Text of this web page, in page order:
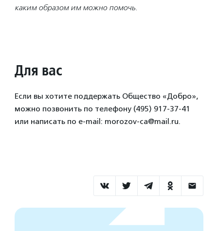
каким образом им можно помочь.
Для вас
Если вы хотите поддержать Общество «Добро»,
можно позвонить по телефону (495) 917-37-41
или написать по e-mail: morozov-ca@mail.ru.